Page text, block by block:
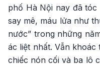
phố Hà Nội nay đã
say mê, máu lửa như
nước” trong những
ác liệt nhất. Vẫn
chiếc nón cối và ba lô